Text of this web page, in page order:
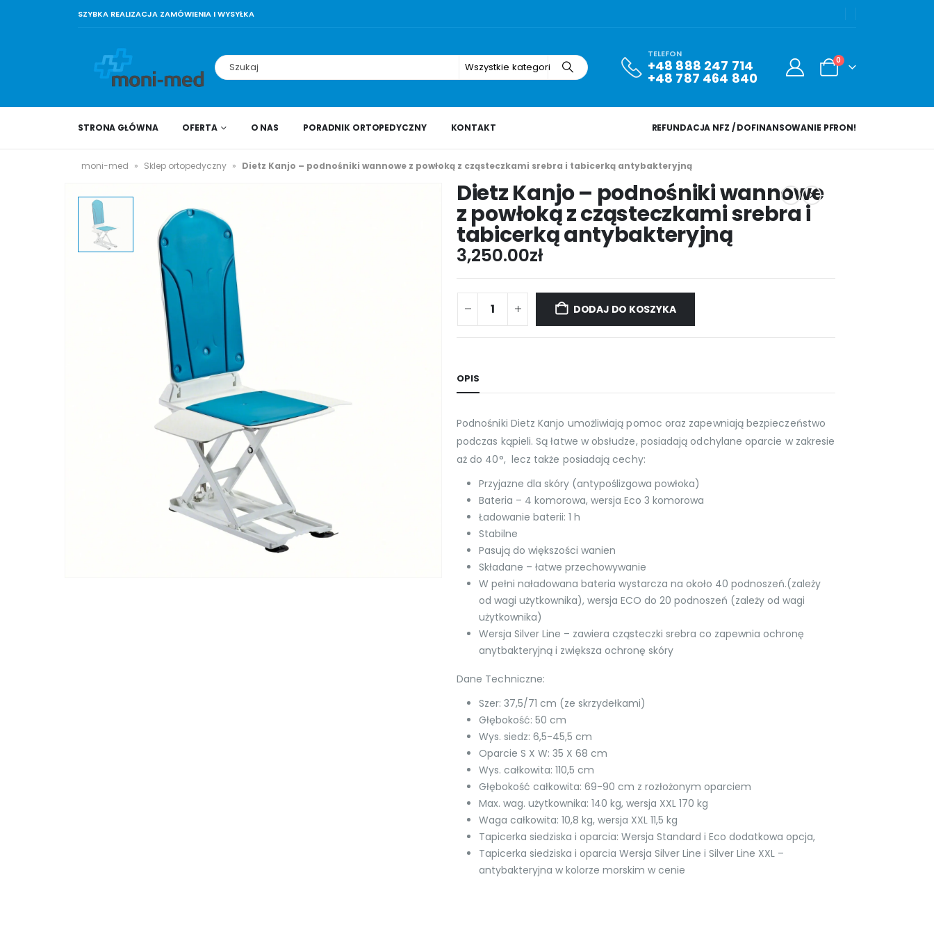
SZYBKA REALIZACJA ZAMÓWIENIA I WYSYŁKA
Wszystkie kategorie
TELEFON
+48 888 247 714
+48 787 464 840
0
STRONA GŁÓWNA OFERTA O NAS PORADNIK ORTOPEDYCZNY KONTAKT REFUNDACJA NFZ / DOFINANSOWANIE PFRON!
moni-med » Sklep ortopedyczny » Dietz Kanjo – podnośniki wannowe z powłoką z cząsteczkami srebra i tabicerką antybakteryjną
Dietz Kanjo – podnośniki wannowe
z powłoką z cząsteczkami srebra i
tabicerką antybakteryjną
3,250.00zł
DODAJ DO KOSZYKA
OPIS
Podnośniki Dietz Kanjo umożliwiają pomoc oraz zapewniają bezpieczeństwo
podczas kąpieli. Są łatwe w obsłudze, posiadają odchylane oparcie w zakresie
aż do 40°, lecz także posiadają cechy:
Przyjazne dla skóry (antypoślizgowa powłoka)
Bateria – 4 komorowa, wersja Eco 3 komorowa
Ładowanie baterii: 1 h
Stabilne
Pasują do większości wanien
Składane – łatwe przechowywanie
W pełni naładowana bateria wystarcza na około 40 podnoszeń.(zależy
od wagi użytkownika), wersja ECO do 20 podnoszeń (zależy od wagi
użytkownika)
Wersja Silver Line – zawiera cząsteczki srebra co zapewnia ochronę
anytbakteryjną i zwiększa ochronę skóry
Dane Techniczne:
Szer: 37,5/71 cm (ze skrzydełkami)
Głębokość: 50 cm
Wys. siedz: 6,5-45,5 cm
Oparcie S X W: 35 X 68 cm
Wys. całkowita: 110,5 cm
Głębokość całkowita: 69-90 cm z rozłożonym oparciem
Max. wag. użytkownika: 140 kg, wersja XXL 170 kg
Waga całkowita: 10,8 kg, wersja XXL 11,5 kg
Tapicerka siedziska i oparcia: Wersja Standard i Eco dodatkowa opcja,
Tapicerka siedziska i oparcia Wersja Silver Line i Silver Line XXL –
antybakteryjna w kolorze morskim w cenie